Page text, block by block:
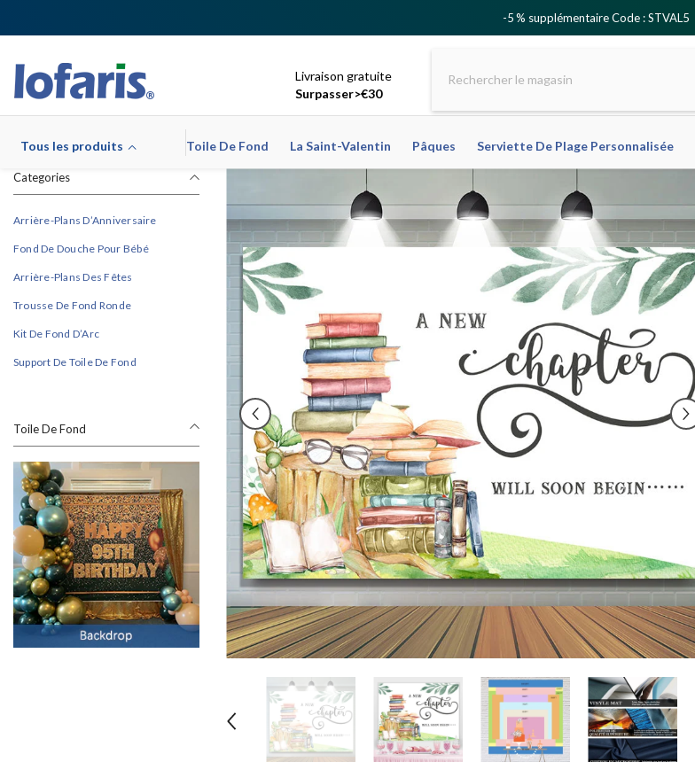
-5 % supplémentaire Code : STVAL5
Livraison gratuite
Surpasser>€30
Tous les produits Toile De Fond La Saint-Valentin Pâques Serviette De Plage Personnalisée
Categories
Arrière-Plans D’Anniversaire
Fond De Douche Pour Bébé
Arrière-Plans Des Fêtes
Trousse De Fond Ronde
Kit De Fond D’Arc
Support De Toile De Fond
Toile De Fond